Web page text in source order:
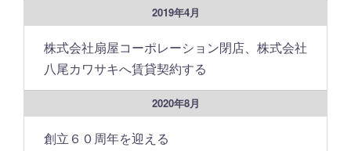
2019年4月
株式会社扇屋コーポレーション閉店、株式会社
八尾カワサキへ賃貸契約する
2020年8月
創立６０周年を迎える